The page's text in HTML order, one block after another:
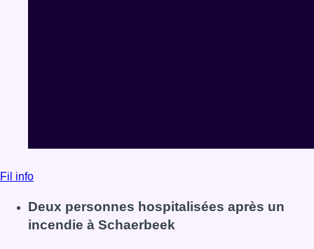
Fil info
Deux personnes hospitalisées après un
incendie à Schaerbeek